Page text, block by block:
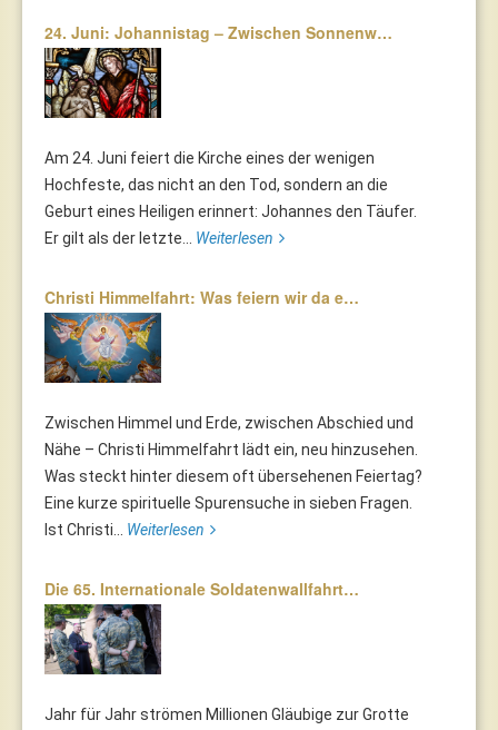
24. Juni: Johannistag – Zwischen Sonnenw…
Am 24. Juni feiert die Kirche eines der wenigen
Hochfeste, das nicht an den Tod, sondern an die
Geburt eines Heiligen erinnert: Johannes den Täufer.
Er gilt als der letzte... Weiterlesen
Christi Himmelfahrt: Was feiern wir da e…
Zwischen Himmel und Erde, zwischen Abschied und
Nähe – Christi Himmelfahrt lädt ein, neu hinzusehen.
Was steckt hinter diesem oft übersehenen Feiertag?
Eine kurze spirituelle Spurensuche in sieben Fragen.
Ist Christi... Weiterlesen
Die 65. Internationale Soldatenwallfahrt…
Jahr für Jahr strömen Millionen Gläubige zur Grotte